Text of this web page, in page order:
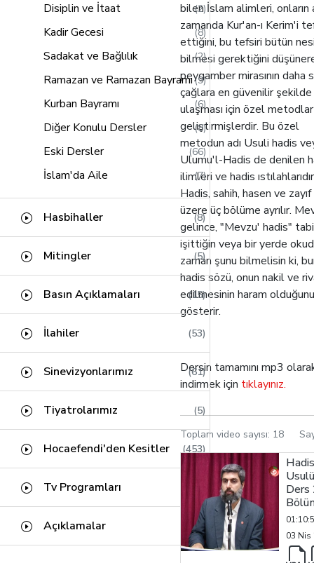
Zuhruf Suresi (18)
Duhan Suresi (8)
Casiye Suresi (10)
Araf Suresi (20)
Ahkaf Suresi (15)
Zariyat Suresi (11)
Gaşiye Suresi (3)
Duha Suresi (1)
(1)
(1)
Kâfirun Suresi (1)
Fil Suresi (1)
Tin Suresi (1)
Abese Suresi
Nuh Suresi (3)
Nahl Suresi (42)
İbrahim Suresi (17)
Enbiya Suresi (34)
Felak Suresi
Mü'minun Suresi
Kavaid-ul Fıkhiyye (30)
Hz. Peygamberin Hayatı
(Nedvi)
(11)
Ahkam Tefsiri (Sabuni) (10)
Hac (Ömer Nasuhi Bilmen) (13)
Risaleler (Bediüzzaman Said
(9)
Seçme Hadisler (7)
(18)
(9)
Fıkıh Usulü (0)
Meal Dersleri (0)
Disiplin ve İtaat
(2)
Kadir Gecesi (8)
Sadakat ve Bağlılık (2)
Ramazan ve Ramazan Bayramı(9)
Kurban Bayramı (6)
Diğer Konulu Dersler (8)
Eski Dersler (66)
İslam'da Aile (7)
Hasbihaller (8)
Mitingler (5)
Basın Açıklamaları (15)
İlahiler (53)
Sinevizyonlarımız (61)
Tiyatrolarımız (5)
Hocaefendi'den Kesitler (453)
Tv Programları
Açıklamalar (9)
bilen İslam alimleri, onların
zamanda Kur'an-ı Kerim'i
ettiğini, bu tefsiri bütün
bilmesi gerektiğini
peygamber mirasının daha
çağlara en güvenilir şekilde
ulaşması için özel metodlar
geliştirmişlerdir. Bu özel
metodun adı Usuli hadis
Ulumu'l-Hadis de denilen
ilimleri ve hadis
Hadis, sahih, hasen ve
üzere üç bölüme ayrılır.
gelince, "Mevzu' hadis"
işittiğin veya bir yerde
zaman şunu bilmelisin ki,
hadis sözü, onun nakil ve
edilmesinin haram olduğunu
gösterir.
Dersin tamamını mp3
indirmek için tıklayınız.
Toplam video sayısı: 18
Hadis
Ders
03 Nis